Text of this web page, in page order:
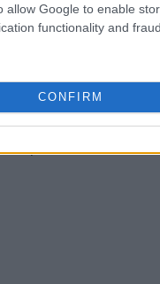
allow Google to enable
functionality and
CONFIRM
tra
sono pensate per
adotterà
Partecipare
di crescita e
quotidiana.